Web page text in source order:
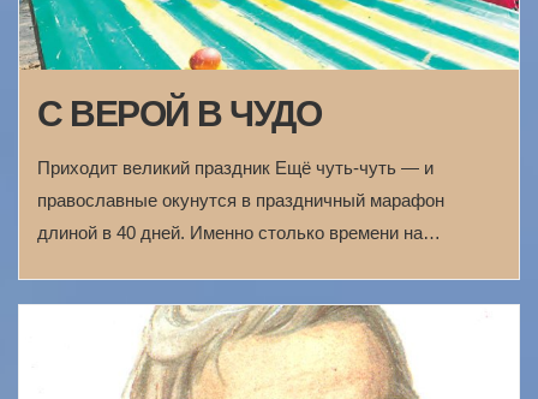
С ВЕРОЙ В ЧУДО
Приходит великий праздник Ещё чуть-чуть — и
православные окунутся в праздничный марафон
длиной в 40 дней. Именно столько времени на…